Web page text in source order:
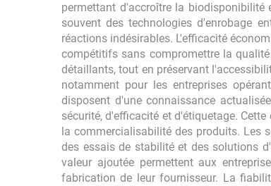
permettant d'accroître la biodisponibilité
souvent des technologies d'enrobage
réactions indésirables. L'efficacité
compétitifs sans compromettre la
détaillants, tout en préservant
notamment pour les entreprises
disposent d'une connaissance
sécurité, d'efficacité et d'étiquetage.
la commercialisabilité des produits. Les
des essais de stabilité et des solutions
valeur ajoutée permettent aux
fabrication de leur fournisseur. La